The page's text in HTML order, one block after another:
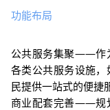
功能布局
公共服务集聚——作
各类公共服务设施，
民提供一站式的便捷
商业配套完善——规